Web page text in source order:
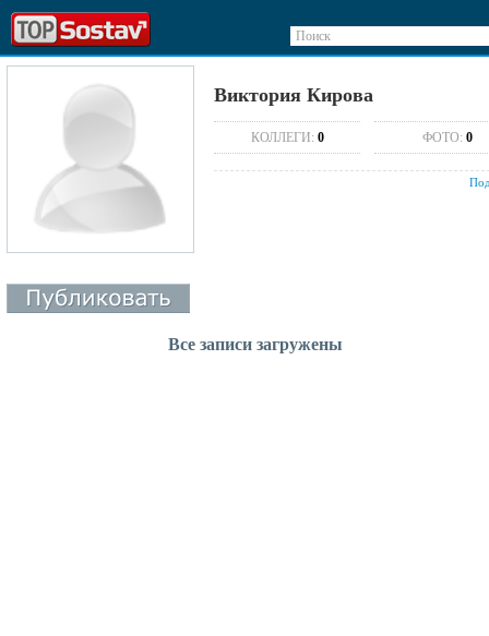
Поиск
Виктория Кирова
КОЛЛЕГИ: 0 ФОТО: 0
Все записи загружены